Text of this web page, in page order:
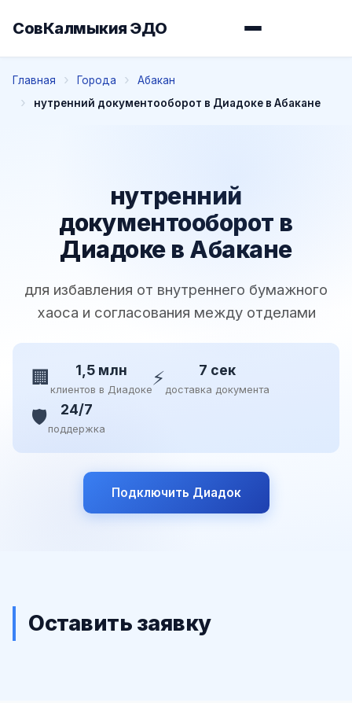
СовКалмыкия ЭДО
Главная Города
Абакан
нутренний документооборот в Диадоке в Абакане
нутренний
документооборот в
Диадоке в Абакане
для избавления от внутреннего бумажного
хаоса и согласования между отделами
🏢 1,5 млн
клиентов в Диадоке⚡ 7 сек
доставка документа
🛡️ 24/7
поддержка
Подключить Диадок
Оставить заявку